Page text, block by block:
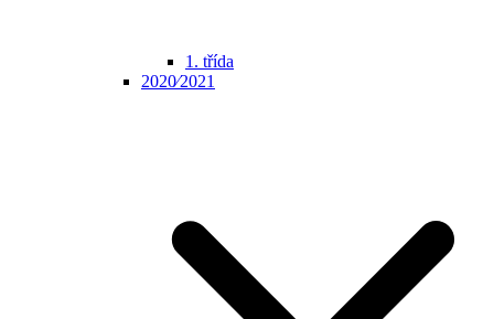
1. třída
2020⁄2021